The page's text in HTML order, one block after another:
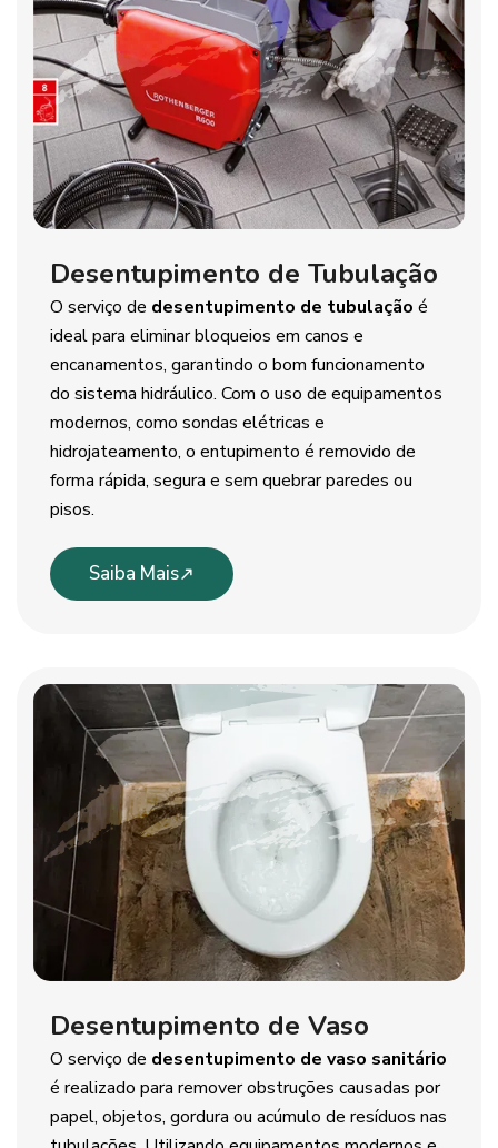
Desentupimento de Tubulação
O serviço de desentupimento de tubulação é
ideal para eliminar bloqueios em canos e
encanamentos, garantindo o bom funcionamento
do sistema hidráulico. Com o uso de equipamentos
modernos, como sondas elétricas e
hidrojateamento, o entupimento é removido de
forma rápida, segura e sem quebrar paredes ou
pisos.
Saiba Mais
Desentupimento de Vaso
O serviço de desentupimento de vaso sanitário
é realizado para remover obstruções causadas por
papel, objetos, gordura ou acúmulo de resíduos nas